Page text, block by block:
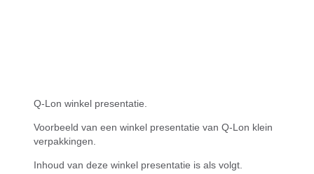
Q-Lon winkel presentatie.
Voorbeeld van een winkel presentatie van Q-Lon klein
verpakkingen.
Inhoud van deze winkel presentatie is als volgt.